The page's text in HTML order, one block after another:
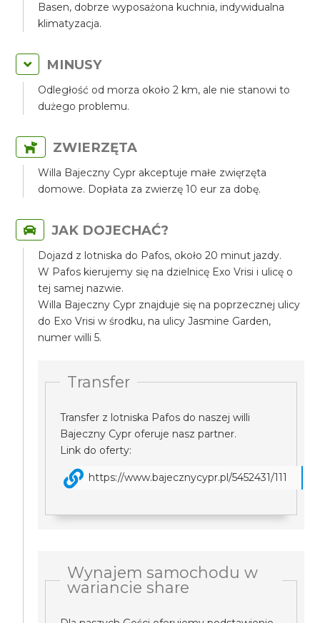
Basen, dobrze wyposażona kuchnia, indywidualna
klimatyzacja.
MINUSY
Odległość od morza około 2 km, ale nie stanowi to
dużego problemu.
ZWIERZĘTA
Willa Bajeczny Cypr akceptuje małe zwięrzęta
domowe. Dopłata za zwierzę 10 eur za dobę.
JAK DOJECHAĆ?
Dojazd z lotniska do Pafos, około 20 minut jazdy.
W Pafos kierujemy się na dzielnicę Exo Vrisi i ulicę o
tej samej nazwie.
Willa Bajeczny Cypr znajduje się na poprzecznej ulicy
do Exo Vrisi w środku, na ulicy Jasmine Garden,
numer willi 5.
Transfer
Transfer z lotniska Pafos do naszej willi
Bajeczny Cypr oferuje nasz partner.
Link do oferty:
https://www.bajecznycypr.pl/5452431/111
Wynajem samochodu w
wariancie share